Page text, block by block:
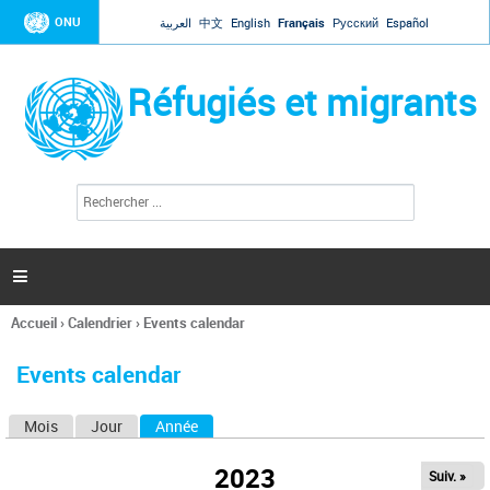
Jump to navigation
ONU العربية 中文 English Français Русский Español
Réfugiés et migrants
l
c
h
e

Vous
ici
Accueil›Calendrier› Events calendar
Events calendar
Mois Jour Année
2023 Suiv. »